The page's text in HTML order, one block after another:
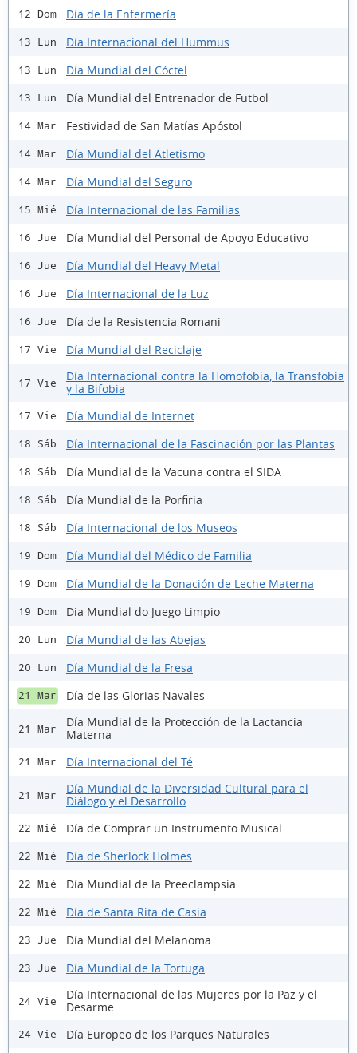
12 Dom Día de la Enfermería
13 Lun Día Internacional del Hummus
13 Lun Día Mundial del Cóctel
13 Lun Día Mundial del Entrenador de Futbol
14 Mar Festividad de San Matías Apóstol
14 Mar Día Mundial del Atletismo
14 Mar Día Mundial del Seguro
15 Mié Día Internacional de las Familias
16 Jue Día Mundial del Personal de Apoyo Educativo
16 Jue Día Mundial del Heavy Metal
16 Jue Día Internacional de la Luz
16 Jue Día de la Resistencia Romani
17 Vie Día Mundial del Reciclaje
17 Vie
Día Internacional contra la Homofobia, la Transfobia
y la Bifobia
17 Vie Día Mundial de Internet
18 Sáb Día Internacional de la Fascinación por las Plantas
18 Sáb Día Mundial de la Vacuna contra el SIDA
18 Sáb Día Mundial de la Porfiria
18 Sáb Día Internacional de los Museos
19 Dom Día Mundial del Médico de Familia
19 Dom Día Mundial de la Donación de Leche Materna
19 Dom Dia Mundial do Juego Limpio
20 Lun Día Mundial de las Abejas
20 Lun Día Mundial de la Fresa
21 Mar Día de las Glorias Navales
21 Mar
Día Mundial de la Protección de la Lactancia
Materna
21 Mar Día Internacional del Té
21 Mar
Día Mundial de la Diversidad Cultural para el
Diálogo y el Desarrollo
22 Mié Día de Comprar un Instrumento Musical
22 Mié Día de Sherlock Holmes
22 Mié Día Mundial de la Preeclampsia
22 Mié Día de Santa Rita de Casia
23 Jue Día Mundial del Melanoma
23 Jue Día Mundial de la Tortuga
24 Vie
Día Internacional de las Mujeres por la Paz y el
Desarme
24 Vie Día Europeo de los Parques Naturales